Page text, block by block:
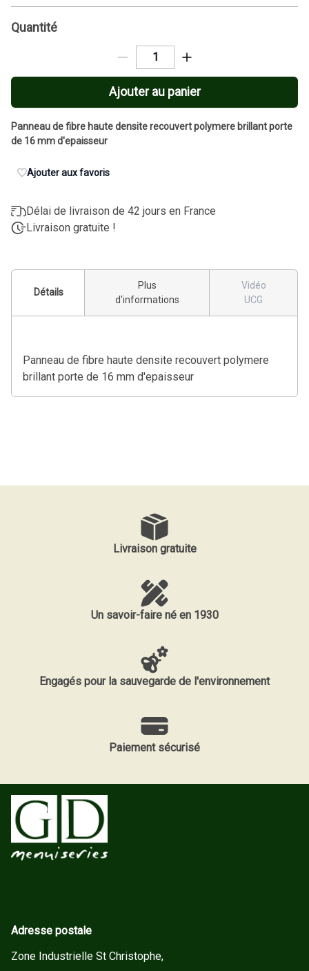
Quantité
Ajouter au panier
Panneau de fibre haute densite recouvert polymere brillant porte
de 16 mm d'epaisseur
Ajouter aux favoris
Délai de livraison de 42 jours en France
Livraison gratuite !
Détails
Plus
d'informations
Vidéo
UCG
Panneau de fibre haute densite recouvert polymere
brillant porte de 16 mm d'epaisseur
Livraison gratuite
Un savoir-faire né en 1930
Engagés pour la sauvegarde de l'environnement
Paiement sécurisé
Adresse postale
Zone Industrielle St Christophe,